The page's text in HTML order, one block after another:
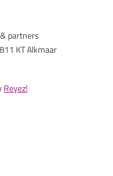
partners
KT Alkmaar
Reyez!